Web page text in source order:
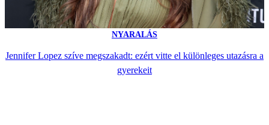
NYARALÁS
Jennifer Lopez szíve megszakadt: ezért vitte el különleges utazásra a
gyerekeit